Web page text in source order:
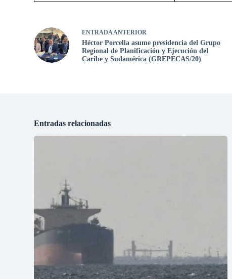
ENTRADAANTERIOR
Héctor Porcella asume presidencia del Grupo
Regional de Planificación y Ejecución del
Caribe y Sudamérica (GREPECAS/20)
Entradas relacionadas